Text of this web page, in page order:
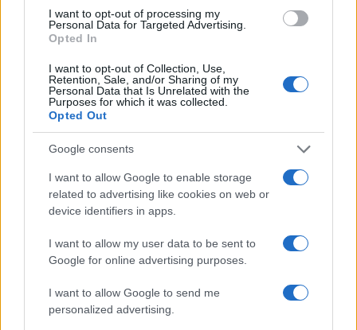
I want to opt-out of processing my
Personal Data for Targeted Advertising.
Opted In
I want to opt-out of Collection, Use,
Retention, Sale, and/or Sharing of my
Personal Data that Is Unrelated with the
Purposes for which it was collected.
Opted Out
Google consents
I want to allow Google to enable storage
related to advertising like cookies on web or
device identifiers in apps.
I want to allow my user data to be sent to
Google for online advertising purposes.
I want to allow Google to send me
personalized advertising.
Σχόλια
Σχολίασε εδώ
Formula 1: Το θεαματικό
ατύχημα του Max
ευθύνεται
Verstappen στην αρχή
δοκιμαστικών